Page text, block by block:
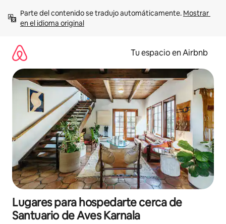
contenido
Parte del contenido se tradujo automáticamente. Mostrar
en el idioma original
Tu espacio en Airbnb
Lugares para hospedarte cerca de
Santuario de Aves Karnala